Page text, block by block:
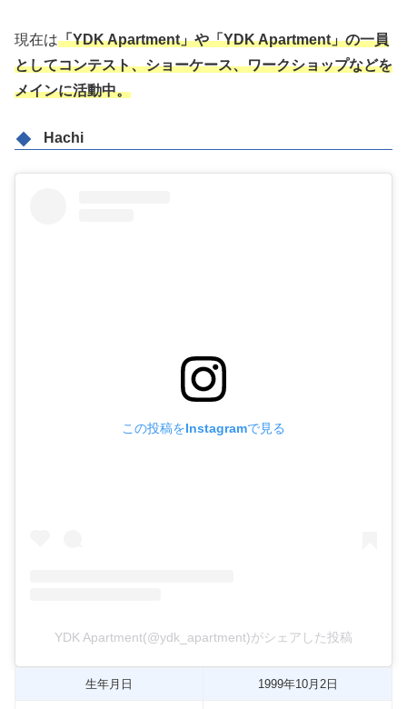
現在は「YDK Apartment」や「YDK Apartment」の一員
としてコンテスト、ショーケース、ワークショップなどを
メインに活動中。
Hachi
この投稿をInstagramで見る
YDK Apartment(@ydk_apartment)がシェアした投稿
生年月日 1999年10月2日